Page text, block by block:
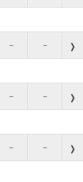
– –
– –
– –